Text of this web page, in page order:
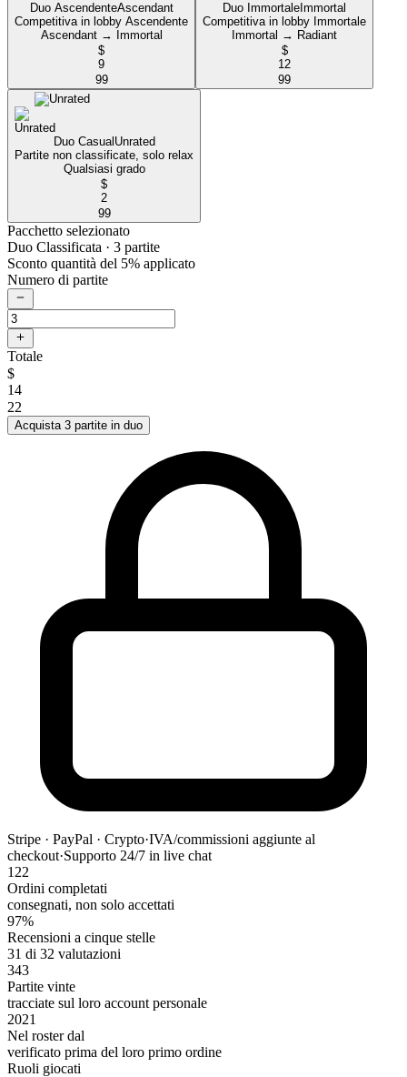
Duo AscendenteAscendant
Competitiva in lobby Ascendente
Ascendant → Immortal
$
9
99
Duo Immortale Immortal
Competitiva in lobby Immortale
Immortal → Radiant
$
12
99
Duo Casual Unrated
Partite non classificate, solo relax
Qualsiasi grado
$
2
99
Pacchetto selezionato
Duo Classificata · 3 partite
Sconto quantità del 5% applicato
Numero di partite
Totale
$
14
22
Acquista 3 partite in duo
Stripe · PayPal · Crypto·IVA/commissioni aggiunte al
checkout·Supporto 24/7 in live chat
122
Ordini completati
consegnati, non solo accettati
97%
Recensioni a cinque stelle
31 di 32 valutazioni
343
Partite vinte
tracciate sul loro account personale
2021
Nel roster dal
verificato prima del loro primo ordine
Ruoli giocati